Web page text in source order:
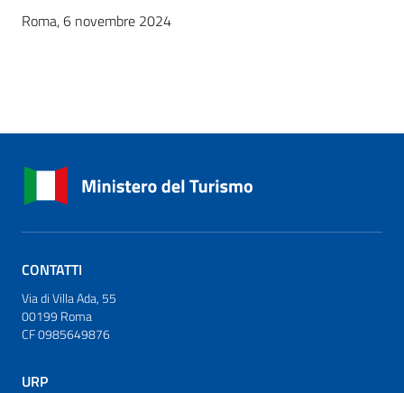
Roma, 6 novembre 2024
CONTATTI
Via di Villa Ada, 55
00199 Roma
CF 0985649876
URP